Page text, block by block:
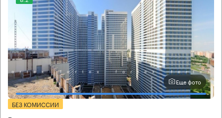
Еще фото
БЕЗ КОМИССИИ